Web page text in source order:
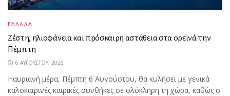
ΕΛΛΑΔΑ
Ζέστη, ηλιοφάνεια και πρόσκαιρη αστάθεια στα ορεινά την
Πέμπτη
6 ΑΥΓΟΎΣΤΟΥ, 2026
Ηαυριανή μέρα, Πέμπτη 6 Αυγούστου, θα κυλήσει με γενικά
καλοκαιρινές καιρικές συνθήκες σε ολόκληρη τη χώρα, καθώς ο